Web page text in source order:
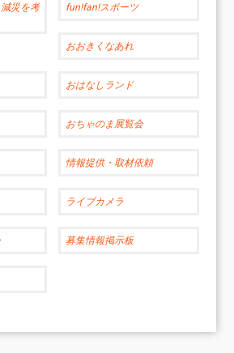
災を考
fun!fan!スポーツ
おおきくなあれ
おはなしランド
おちゃのま展覧会
情報提供・取材依頼
ライブカメラ
募集情報掲示板